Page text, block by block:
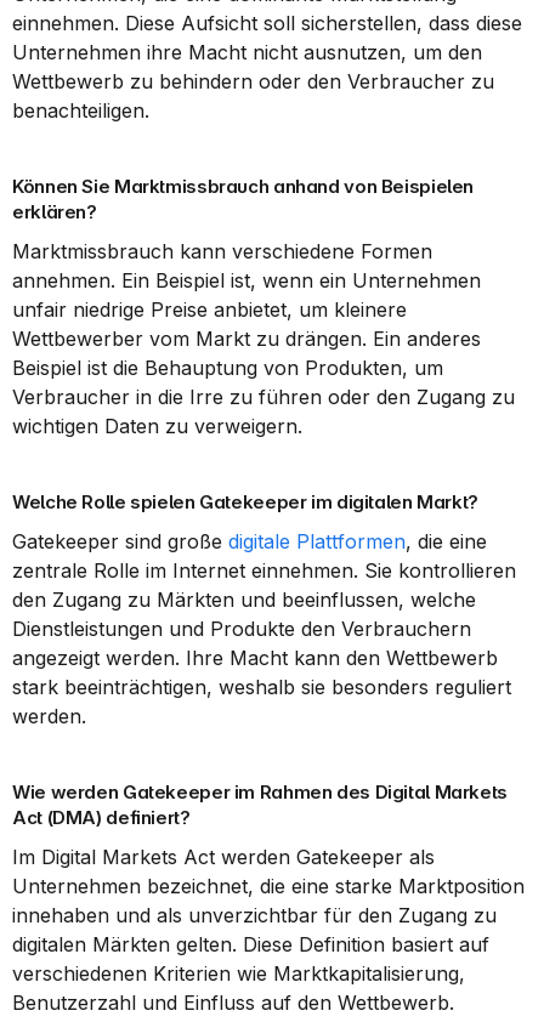
einnehmen. Diese Aufsicht soll sicherstellen, dass diese
Unternehmen ihre Macht nicht ausnutzen, um den
Wettbewerb zu behindern oder den Verbraucher zu
benachteiligen.
Können Sie Marktmissbrauch anhand von Beispielen
erklären?
Marktmissbrauch kann verschiedene Formen
annehmen. Ein Beispiel ist, wenn ein Unternehmen
unfair niedrige Preise anbietet, um kleinere
Wettbewerber vom Markt zu drängen. Ein anderes
Beispiel ist die Behauptung von Produkten, um
Verbraucher in die Irre zu führen oder den Zugang zu
wichtigen Daten zu verweigern.
Welche Rolle spielen Gatekeeper im digitalen Markt?
Gatekeeper sind große digitale Plattformen, die eine
zentrale Rolle im Internet einnehmen. Sie kontrollieren
den Zugang zu Märkten und beeinflussen, welche
Dienstleistungen und Produkte den Verbrauchern
angezeigt werden. Ihre Macht kann den Wettbewerb
stark beeinträchtigen, weshalb sie besonders reguliert
werden.
Wie werden Gatekeeper im Rahmen des Digital Markets
Act (DMA) definiert?
Im Digital Markets Act werden Gatekeeper als
Unternehmen bezeichnet, die eine starke Marktposition
innehaben und als unverzichtbar für den Zugang zu
digitalen Märkten gelten. Diese Definition basiert auf
verschiedenen Kriterien wie Marktkapitalisierung,
Benutzerzahl und Einfluss auf den Wettbewerb.